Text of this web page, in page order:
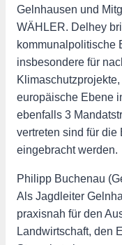
Gelnhausen und
WÄHLER. Delhey
kommunalpolitische
insbesondere für
europäische Ebene
ebenfalls 3
vertreten sind für die
eingebracht werden.
Philipp Buchenau
Als Jagdleiter
praxisnah für den
Landwirtschaft, den